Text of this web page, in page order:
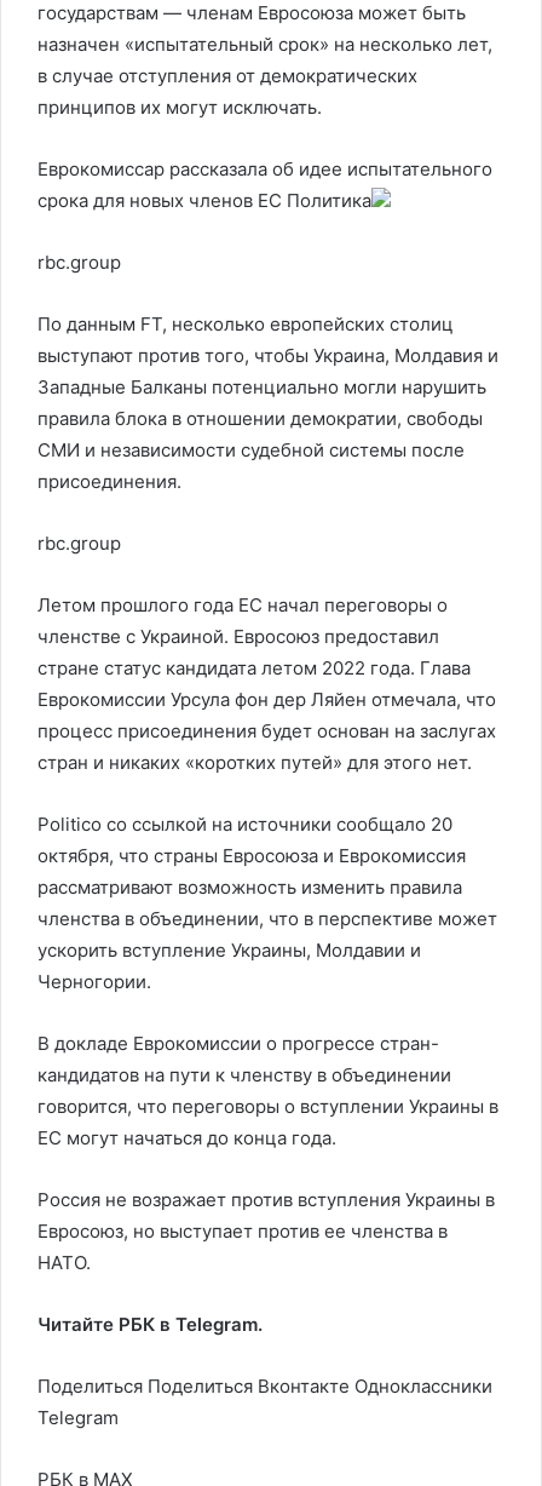
государствам — членам Евросоюза может быть
назначен «испытательный срок» на несколько лет,
в случае отступления от демократических
принципов их могут исключать.
Еврокомиссар рассказала об идее испытательного
срока для новых членов ЕС Политика
rbc.group
По данным FT, несколько европейских столиц
выступают против того, чтобы Украина, Молдавия и
Западные Балканы потенциально могли нарушить
правила блока в отношении демократии, свободы
СМИ и независимости судебной системы после
присоединения.
rbc.group
Летом прошлого года ЕС начал переговоры о
членстве с Украиной. Евросоюз предоставил
стране статус кандидата летом 2022 года. Глава
Еврокомиссии Урсула фон дер Ляйен отмечала, что
процесс присоединения будет основан на заслугах
стран и никаких «коротких путей» для этого нет.
Politico со ссылкой на источники сообщало 20
октября, что страны Евросоюза и Еврокомиссия
рассматривают возможность изменить правила
членства в объединении, что в перспективе может
ускорить вступление Украины, Молдавии и
Черногории.
В докладе Еврокомиссии о прогрессе стран-
кандидатов на пути к членству в объединении
говорится, что переговоры о вступлении Украины в
ЕС могут начаться до конца года.
Россия не возражает против вступления Украины в
Евросоюз, но выступает против ее членства в
НАТО.
Читайте РБК в Telegram.
Поделиться Поделиться Вконтакте Одноклассники
Telegram
РБК в MAX